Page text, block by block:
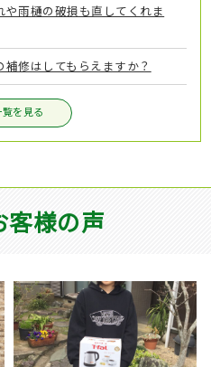
雨樋の破損も直してくれま
修はしてもらえますか？
を見る
客様の声